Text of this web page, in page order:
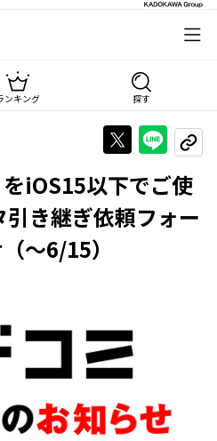
ンキング 探す
Xで投稿する
LINE
URL
をiOS15以下でご使
き継ぎ依頼フォー
～6/15）